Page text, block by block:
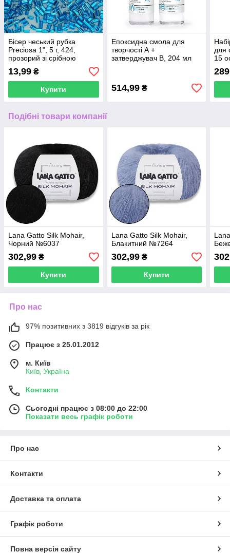
Бісер чеський рубка
Preciosa 1", 5 г, 424,
прозорий зі срібною
серединкою, синій
13,99 ₴
Купити
Епоксидна смола для
творчості А +
затверджувач В, 204 мл
514,99₴
для
15
Подібні товари компанії
Lana Gatto Silk Mohair,
Чорний №6037
302,99 ₴
Купити
Lana Gatto Silk Mohair,
Блакитний №7264
302,99₴
Купити
Про нас
97% позитивних з 3819 відгуків за рік
Працює з 25.01.2012
м. Київ
Київ, Україна
Контакти
Сьогодні працює з 08:00 до 22:00
Показати весь графік роботи
Про нас
Контакти
Доставка та оплата
Графік роботи
Повна версія сайту